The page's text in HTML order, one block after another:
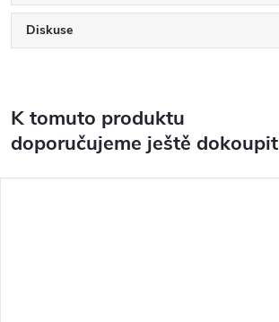
Diskuse
K tomuto produktu
doporučujeme ještě dokoupit